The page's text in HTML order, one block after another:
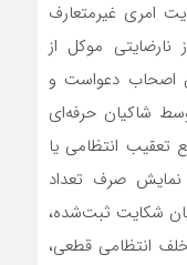
امری غیرمتعارف
موکل از
اصحاب دعواست و
شاکیان حرفه‌ای
تعقیب انتظامی یا
نمایش صرف تعداد
شکایت ثبت‌شده،
انتظامی قطعی،